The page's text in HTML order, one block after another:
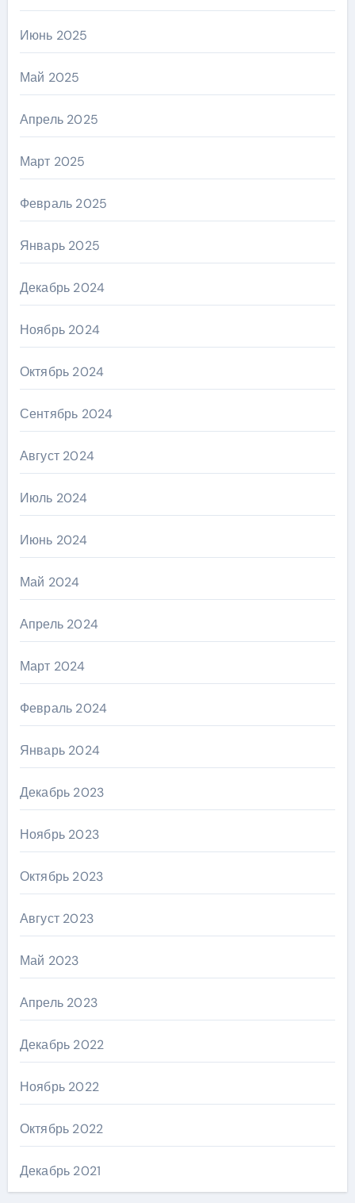
Июнь 2025
Май 2025
Апрель 2025
Март 2025
Февраль 2025
Январь 2025
Декабрь 2024
Ноябрь 2024
Октябрь 2024
Сентябрь 2024
Август 2024
Июль 2024
Июнь 2024
Май 2024
Апрель 2024
Март 2024
Февраль 2024
Январь 2024
Декабрь 2023
Ноябрь 2023
Октябрь 2023
Август 2023
Май 2023
Апрель 2023
Декабрь 2022
Ноябрь 2022
Октябрь 2022
Декабрь 2021